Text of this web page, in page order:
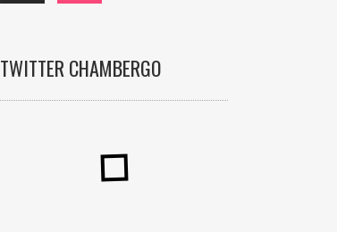
TWITTER CHAMBERGO